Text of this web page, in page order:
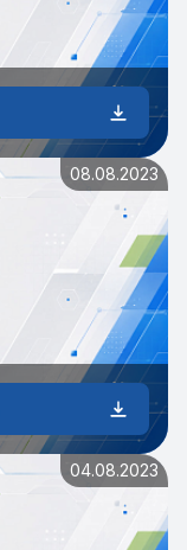
08.08.2023
04.08.2023